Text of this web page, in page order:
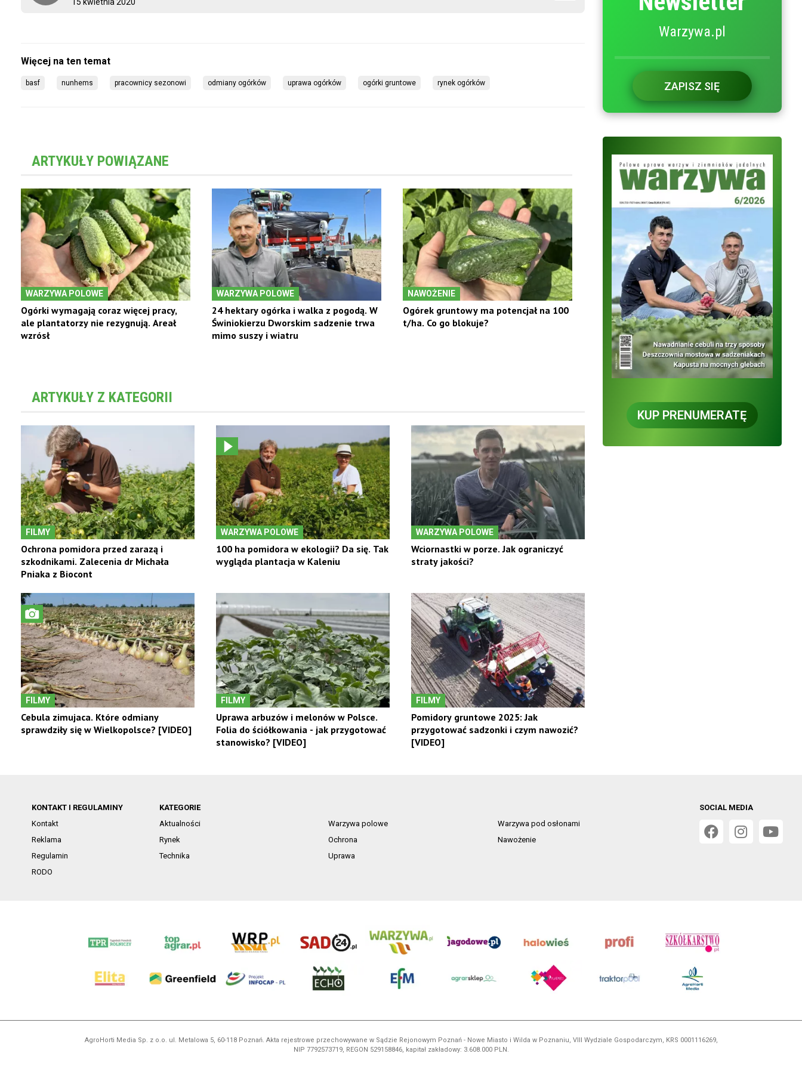
15 kwietnia 2020
basf nunhems pracownicy sezonowi odmiany ogórków uprawa ogórków ogórki gruntowe rynek ogórków
ARTYKUŁY POWIĄZANE
WARZYWA POLOWE
Ogórki wymagają coraz więcej pracy,
ale plantatorzy nie rezygnują. Areał
wzrósł
WARZYWA POLOWE
24 hektary ogórka i walka z pogodą. W
Świniokierzu Dworskim sadzenie trwa
mimo suszy i wiatru
NAWOŻENIE
Ogórek gruntowy ma potencjał na 100
t/ha. Co go blokuje?
ARTYKUŁY Z KATEGORII
FILMY
Ochrona pomidora przed zarazą i
szkodnikami. Zalecenia dr Michała
Pniaka z Biocont
WARZYWA POLOWE
100 ha pomidora w ekologii? Da się. Tak
wygląda plantacja w Kaleniu
WARZYWA POLOWE
Wciornastki w porze. Jak ograniczyć
straty jakości?
FILMY
Cebula zimujaca. Które odmiany
sprawdziły się w Wielkopolsce? [VIDEO]
FILMY
Uprawa arbuzów i melonów w Polsce.
Folia do ściółkowania - jak przygotować
stanowisko? [VIDEO]
FILMY
Pomidory gruntowe 2025: Jak
przygotować sadzonki i czym nawozić?
[VIDEO]
Warzywa.pl
ZAPISZ SIĘ
KUP PRENUMERATĘ
KONTAKT I REGULAMINY
Kontakt
Reklama
Regulamin
RODO
KATEGORIE
Aktualności
Warzywa polowe
Warzywa pod osłonami
Rynek
Ochrona
Nawożenie
Technika
Uprawa
SOCIAL MEDIA
AgroHorti Media Sp. z o.o. ul. Metalowa 5, 60-118 Poznań. Akta rejestrowe przechowywane w Sądzie Rejonowym Poznań - Nowe Miasto i Wilda w Poznaniu, VIII Wydziale Gospodarczym, KRS 0001116269,
NIP 7792573719, REGON 529158846, kapitał zakładowy: 3.608.000 PLN.